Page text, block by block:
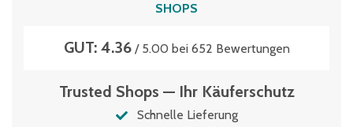
SHOPS
GUT: 4.36/ 5.00 bei 652 Bewertungen
Trusted Shops — Ihr Käuferschutz
Schnelle Lieferung